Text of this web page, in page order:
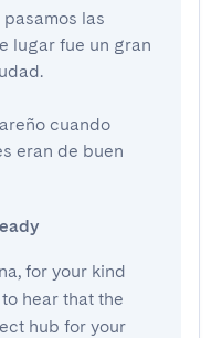
las
lugar fue un gran
cuando
eran de buen
for your kind
hear that the
hub for your